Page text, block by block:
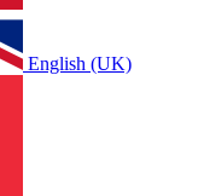
English (UK)